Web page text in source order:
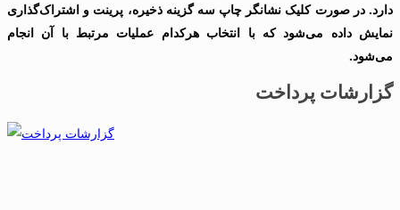
دارد. در صورت کلیک نشانگر چاپ سه گزینه ذخیره، پرینت و اشتراک‌گذاری
نمایش داده می‌شود که با انتخاب هرکدام عملیات مرتبط با آن انجام
می‌شود.
گزارشات پرداخت